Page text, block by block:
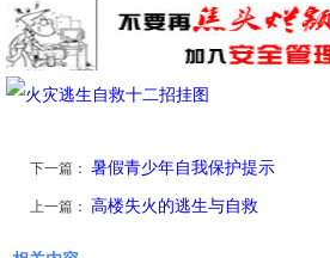
下一篇： 暑假青少年自我保护提示
上一篇： 高楼失火的逃生与自救